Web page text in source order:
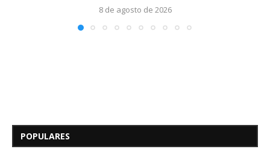
8 de agosto de 2026
POPULARESDesconocidos del...